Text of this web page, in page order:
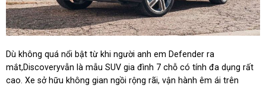
Dù không quá nổi bật từ khi người anh em Defender ra
mắt,Discoveryvẫn là mẫu SUV gia đình 7 chỗ có tính đa dụng rất
cao. Xe sở hữu không gian ngồi rộng rãi, vận hành êm ái trên